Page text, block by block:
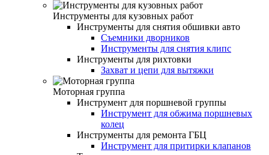
Инструменты для кузовных работ
Инструменты для снятия обшивки авто
Съемники дворников
Инструменты для снятия клипс
Инструменты для рихтовки
Захват и цепи для вытяжки
Моторная группа
Инструмент для поршневой группы
Инструмент для обжима поршневых
колец
Инструменты для ремонта ГБЦ
Инструмент для притирки клапанов